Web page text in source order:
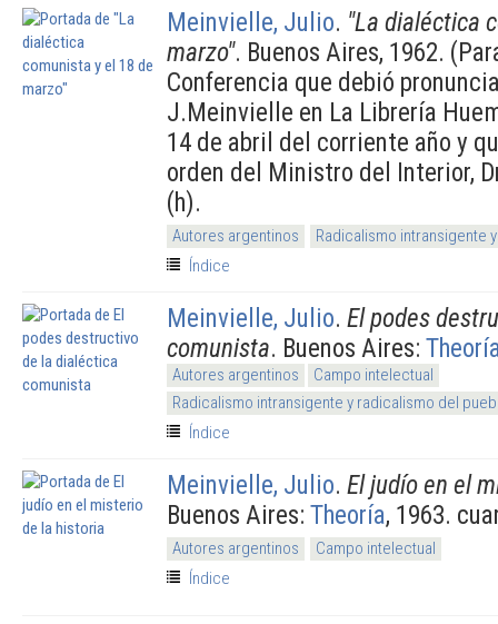
Meinvielle, Julio. "La dialéctica
marzo". Buenos Aires, 1962.
Conferencia que debió
J.Meinvielle en La Librería
14 de abril del corriente año y
orden del Ministro del Interior,
(h).
Autores argentinos
Radicalismo intransigente
Índice
Meinvielle, Julio. El podes
comunista. Buenos Aires:
Autores argentinos
Campo intelectual
Radicalismo intransigente y radicalismo del
Índice
Meinvielle, Julio. El judío en el
Buenos Aires: Theoría, 1963.
Autores argentinos
Campo intelectual
Índice